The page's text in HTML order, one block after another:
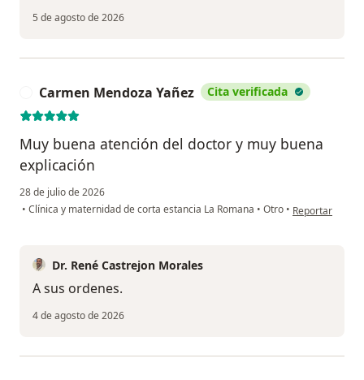
5 de agosto de 2026
Carmen Mendoza Yañez Cita verificada
Muy buena atención del doctor y muy buena
explicación
28 de julio de 2026
• Clínica y maternidad de corta estancia La Romana • Otro • en opinión del
Reportar
Dr. René Castrejon Morales
A sus ordenes.
4 de agosto de 2026